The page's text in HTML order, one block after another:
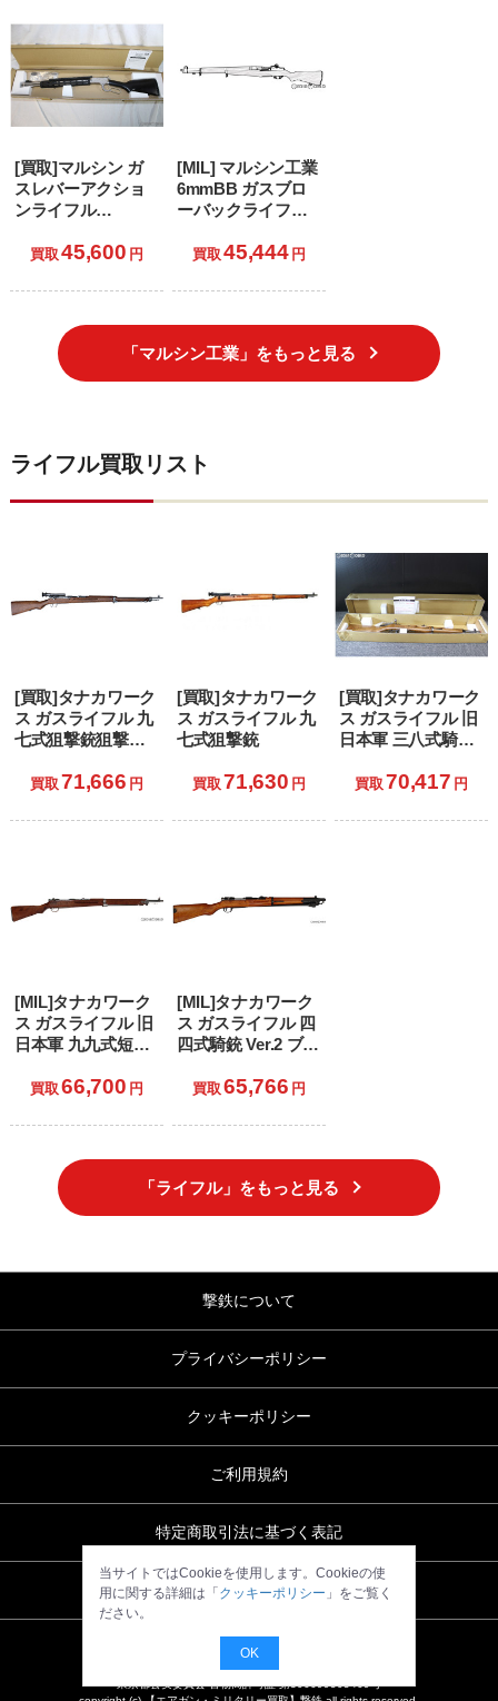
当サイトではCookieを使用します。Cookieの使
用に関する詳細は「クッキーポリシー 」をご覧く
ださい。
OK
[買取]マルシン ガ
スレバーアクショ
ンライフル
ゼロ シルバー (18
買取 45,600 円
[MIL] マルシン工業
6mmBB ガスブロ
ーバックライフル
ストック ダーク×ダ
以上専用)
買取 45,444 円
「マルシン工業」をもっと見る
ライフル買取リスト
[買取]タナカワーク
ス ガスライフル 九
七式狙撃銃狙撃銃
ール・フィニッシ
買取 71,666 円
[買取]タナカワーク
ス ガスライフル 九
七式狙撃銃
買取 71,630 円
[買取]タナカワーク
ス ガスライフル 旧
日本軍 三八式騎兵
チール・フィニッ
用)
買取 70,417 円
[MIL]タナカワーク
ス ガスライフル 旧
日本軍 九九式短小
鬼胡桃銃床仕様(お
ょうしよう) (18歳
買取 66,700 円
[MIL]タナカワーク
ス ガスライフル 四
四式騎銃 Ver.2 ブラ
様(おにぐるみじゅ
(18歳以上専用)
買取 65,766 円
「ライフル」をもっと見る
撃鉄について
プライバシーポリシー
クッキーポリシー
ご利用規約
特定商取引法に基づく表記
お問い合わせ
東京都公安委員会 古物商許可証 第306699505469号